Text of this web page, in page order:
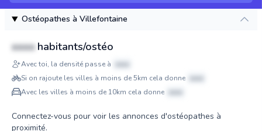
Ostéopathes à Villefontaine
xxxx habitants/ostéo
Avec toi, la densité passe à
xxxx
Si on rajoute les villes à moins de 5km cela donne
xxxx
Avec les villes à moins de 10km cela donne
xxxx
Connectez-vous pour voir les annonces d'ostéopathes à
proximité.